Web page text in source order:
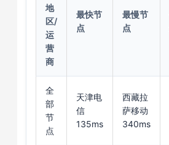
地
区/
运
营
商
最快节
点
最慢节
点
全
部
节
点
天津电
信
135ms
西藏拉
萨移动
340ms